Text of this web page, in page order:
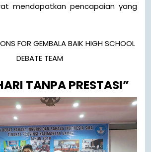
mendapatkan pencapaian yang
FOR GEMBALA BAIK HIGH SCHOOL
DEBATE TEAM
TANPA PRESTASI”